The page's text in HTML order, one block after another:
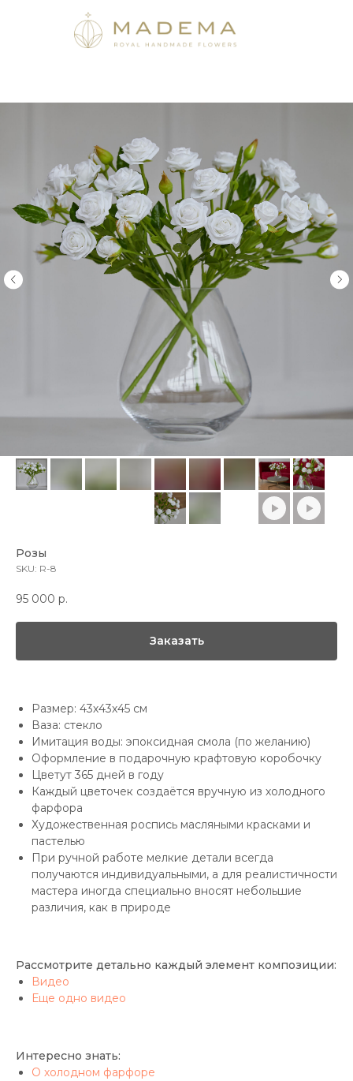
Розы
SKU: R-8
95 000 р.
Заказать
Размер: 43х43х45 см
Ваза: стекло
Имитация воды: эпоксидная смола (по желанию)
Оформление в подарочную крафтовую коробочку
Цветут 365 дней в году
Каждый цветочек создаётся вручную из холодного
фарфора
Художественная роспись масляными красками и
пастелью
При ручной работе мелкие детали всегда
получаются индивидуальными, а для реалистичности
мастера иногда специально вносят небольшие
различия, как в природе
Рассмотрите детально каждый элемент композиции:
Видео
Еще одно видео
Интересно знать:
О холодном фарфоре